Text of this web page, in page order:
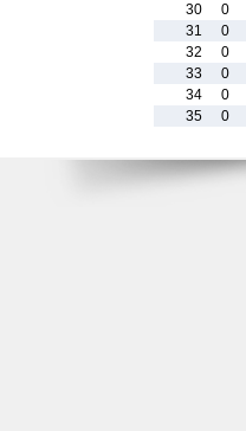
30
0
31
0
32
0
33
0
34
0
35
0